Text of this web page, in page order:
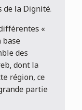
de la Dignité.
«
des
dont la
région, ce
partie